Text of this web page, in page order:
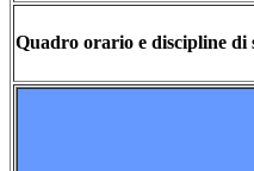
Quadro orario e discipline di